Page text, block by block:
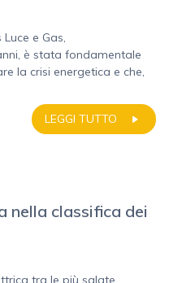
e Gas,
è stata fondamentale
la crisi energetica e che,
LEGGI TUTTO
nella classifica dei
tra le più salate